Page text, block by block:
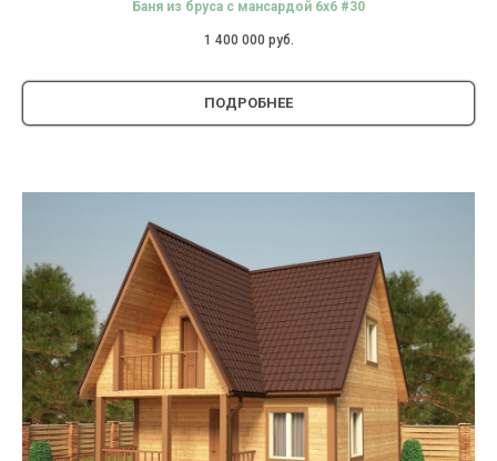
Баня из бруса с мансардой 6х6 #30
1 400 000 руб.
ПОДРОБНЕЕ